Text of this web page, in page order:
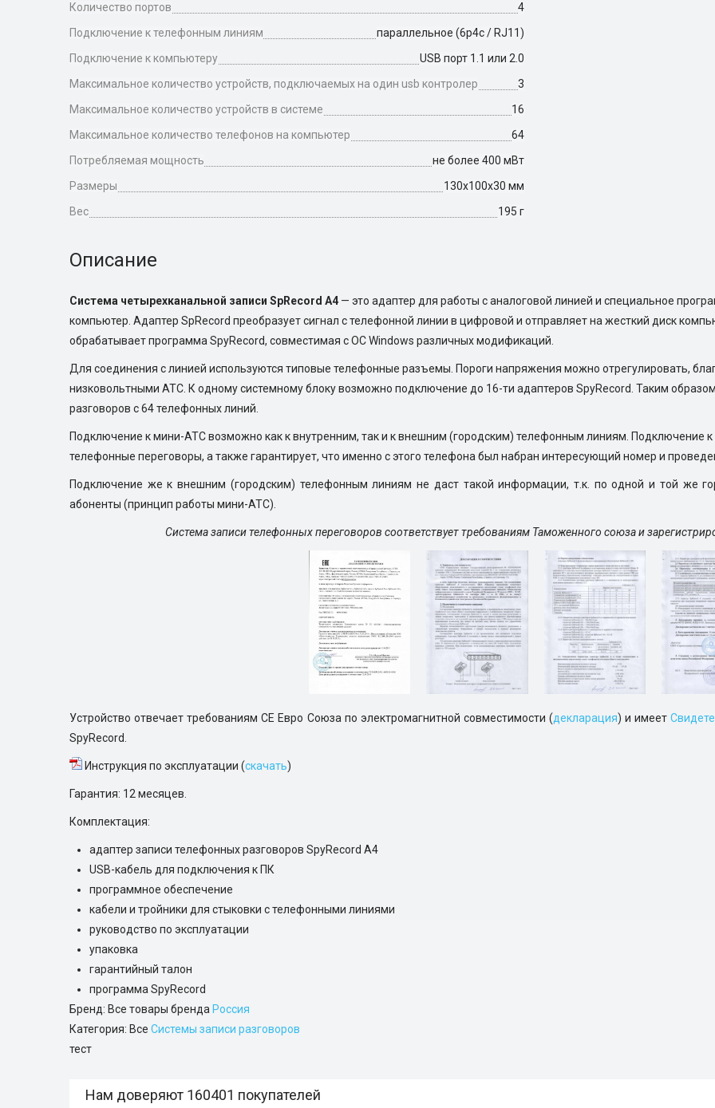
Количество портов
4
Подключение к телефонным линиям
параллельное (6p4c / RJ11)
Подключение к компьютеру
USB порт 1.1 или 2.0
Максимальное количество устройств, подключаемых на один usb контролер
3
Максимальное количество устройств в системе
16
Максимальное количество телефонов на компьютер
64
Потребляемая мощность
не более 400 мВт
Размеры
130х100х30 мм
Вес
195 г
Описание
Система четырехканальной записи SpRecord A4 — это адаптер для работы с аналоговой линией и специальное
компьютер. Адаптер SpRecord преобразует сигнал с телефонной линии в цифровой и отправляет на жесткий диск
обрабатывает программа SpyRecord, совместимая с ОС Windows различных модификаций.
Для соединения с линией используются типовые телефонные разъемы. Пороги напряжения можно отрегулировать,
низковольтными АТС. К одному системному блоку возможно подключение до 16-ти адаптеров SpyRecord. Таким
разговоров с 64 телефонных линий.
Подключение к мини-АТС возможно как к внутренним, так и к внешним (городским) телефонным линиям. Подключение
телефонные переговоры, а также гарантирует, что именно с этого телефона был набран интересующий номер и
Подключение же к внешним (городским) телефонным линиям не даст такой информации, т.к. по одной и той же
абоненты (принцип работы мини-АТС).
Система записи телефонных переговоров соответствует требованиям Таможенного союза и
Устройство отвечает требованиям CE Евро Союза по электромагнитной совместимости (декларация) и имеет
SpyRecord.
Инструкция по эксплуатации (скачать)
Гарантия: 12 месяцев.
Комплектация:
адаптер записи телефонных разговоров SpyRecord А4
USB-кабель для подключения к ПК
программное обеспечение
кабели и тройники для стыковки с телефонными линиями
руководство по эксплуатации
упаковка
гарантийный талон
программа SpyRecord
Бренд: Все товары бренда Россия
Категория: Все Системы записи разговоров
тест
Нам доверяют 160401 покупателей